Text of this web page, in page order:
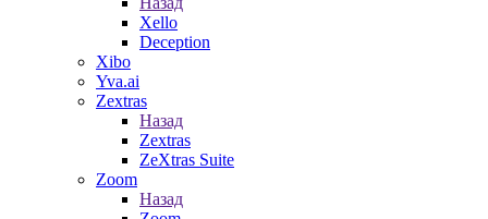
Xello
Deception
Xibo
Yva.ai
Zextras
Назад
Zextras
ZeXtras Suite
Zoom
Назад